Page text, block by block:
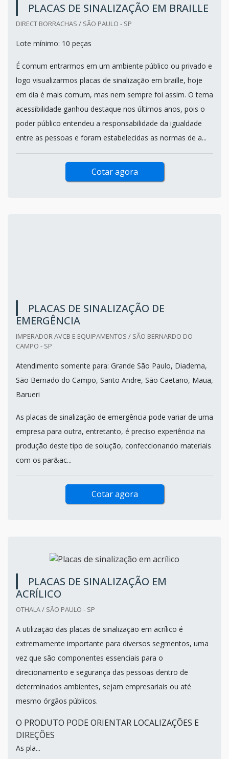
PLACAS DE SINALIZAÇÃO EM BRAILLE
DIRECT BORRACHAS / SÃO PAULO - SP
Lote mínimo: 10 peças
É comum entrarmos em um ambiente público ou privado e
logo visualizarmos placas de sinalização em braille, hoje
em dia é mais comum, mas nem sempre foi assim. O tema
acessibilidade ganhou destaque nos últimos anos, pois o
poder público entendeu a responsabilidade da igualdade
entre as pessoas e foram estabelecidas as normas de a...
Cotar agora
PLACAS DE SINALIZAÇÃO DE
EMERGÊNCIA
IMPERADOR AVCB E EQUIPAMENTOS / SÃO BERNARDO DO
CAMPO - SP
Atendimento somente para: Grande São Paulo, Diadema,
São Bernado do Campo, Santo Andre, São Caetano, Maua,
Barueri
As placas de sinalização de emergência pode variar de uma
empresa para outra, entretanto, é preciso experiência na
produção deste tipo de solução, confeccionando materiais
com os par&ac...
Cotar agora
PLACAS DE SINALIZAÇÃO EM
ACRÍLICO
OTHALA / SÃO PAULO - SP
A utilização das placas de sinalização em acrílico é
extremamente importante para diversos segmentos, uma
vez que são componentes essenciais para o
direcionamento e segurança das pessoas dentro de
determinados ambientes, sejam empresariais ou até
mesmo órgãos públicos.